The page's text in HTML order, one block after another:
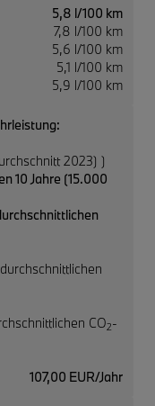
5,8 l/100 km
7,8 l/100 km
5,6 l/100 km
5,1 l/100 km
5,9 l/100 km
2023) )
10 Jahre (15.000
CO2-
107,00 EUR/Jahr